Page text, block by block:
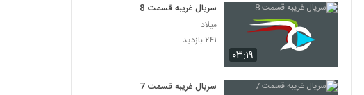
۰۳:۱۹
سریال غریبه قسمت 8
میلاد
۲۴۱ بازدید
سریال غریبه قسمت 7